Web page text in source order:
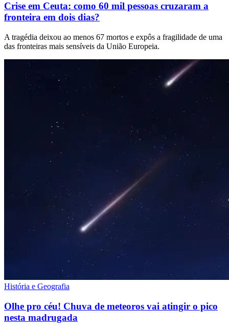
Crise em Ceuta: como 60 mil pessoas cruzaram a
fronteira em dois dias?
A tragédia deixou ao menos 67 mortos e expôs a fragilidade de uma
das fronteiras mais sensíveis da União Europeia.
História e Geografia
Olhe pro céu! Chuva de meteoros vai atingir o pico
nesta madrugada